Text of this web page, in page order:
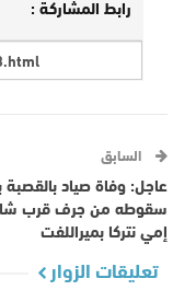
رابط المشاركة :
السابق
عاجل: وفاة صياد بالقصبة
سقوطه من جرف قرب
إمي نتركا بميراللفت
تعليقات الزوار